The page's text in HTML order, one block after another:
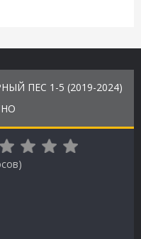
ПЕС 1-5 (2019-2024)